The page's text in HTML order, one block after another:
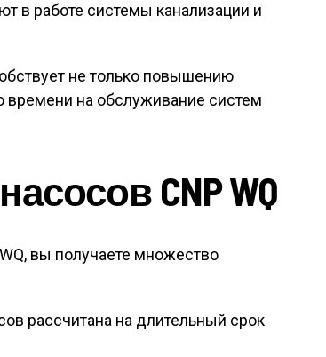
в работе системы канализации и
не только повышению
времени на обслуживание систем
CNP WQ
вы получаете множество
рассчитана на длительный срок